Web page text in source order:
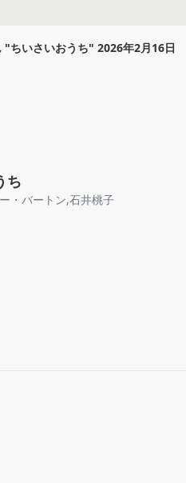
"ちいさいおうち" 2026年2月16日
ち
・バートン,石井桃子